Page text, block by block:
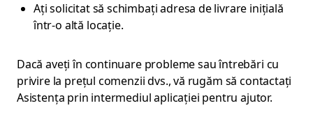
Ați solicitat să schimbați adresa de livrare inițială
într-o altă locație.
Dacă aveți în continuare probleme sau întrebări cu
privire la prețul comenzii dvs., vă rugăm să contactați
Asistența prin intermediul aplicației pentru ajutor.